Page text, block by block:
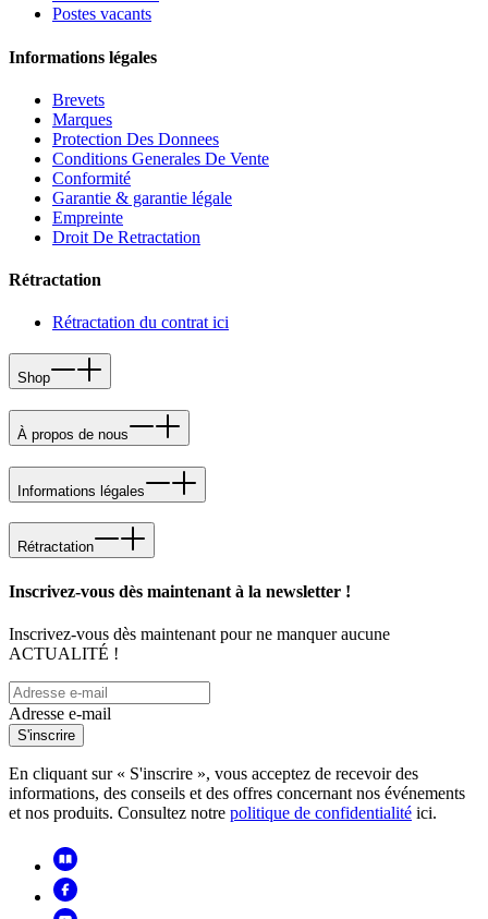
Postes vacants
Informations légales
Brevets
Marques
Protection Des Donnees
Conditions Generales De Vente
Conformité
Garantie & garantie légale
Empreinte
Droit De Retractation
Rétractation
Rétractation du contrat ici
Shop
À propos de nous
Informations légales
Rétractation
Inscrivez-vous dès maintenant à la newsletter !
Inscrivez-vous dès maintenant pour ne manquer aucune
ACTUALITÉ !
Adresse e-mail
S'inscrire
En cliquant sur « S'inscrire », vous acceptez de recevoir des
informations, des conseils et des offres concernant nos événements
et nos produits. Consultez notre politique de confidentialité ici.